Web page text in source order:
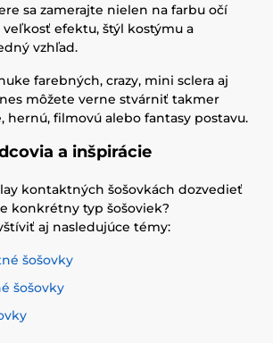
sa zamerajte nielen na farbu očí
veľkosť efektu, štýl kostýmu a
vzhľad.
farebných, crazy, mini sclera aj
môžete verne stvárniť takmer
hernú, filmovú alebo fantasy postavu.
a inšpirácie
kontaktných šošovkách dozvedieť
konkrétny typ šošoviek?
aj nasledujúce témy:
šošovky
šošovky